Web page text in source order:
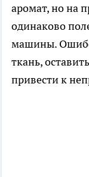
аромат, но на
одинаково
машины.
ткань,
привести к